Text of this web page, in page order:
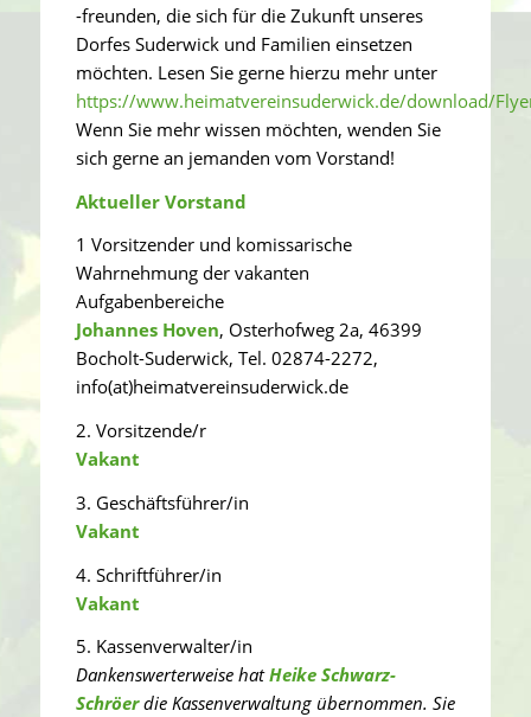
-freunden, die sich für die Zukunft unseres
Dorfes Suderwick und Familien einsetzen
möchten. Lesen Sie gerne hierzu mehr unter
https://www.heimatvereinsuderwick.de/download/
Wenn Sie mehr wissen möchten, wenden Sie
sich gerne an jemanden vom Vorstand!
Aktueller Vorstand
1 Vorsitzender und komissarische
Wahrnehmung der vakanten
Aufgabenbereiche
Johannes Hoven, Osterhofweg 2a, 46399
Bocholt-Suderwick, Tel. 02874-2272,
info(at)heimatvereinsuderwick.de
2. Vorsitzende/r
Vakant
3. Geschäftsführer/in
Vakant
4. Schriftführer/in
Vakant
5. Kassenverwalter/in
Dankenswerterweise hatHeike Schwarz-
Schröerdie Kassenverwaltung übernommen. Sie